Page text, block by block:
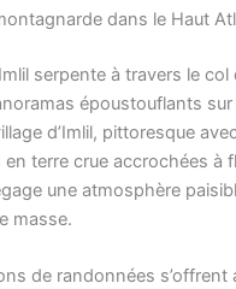
dans le Haut
serpente à travers le col
époustouflants
d’Imlil, pittoresque
terre crue accrochées à
une atmosphère
masse.
de randonnées s’offrent